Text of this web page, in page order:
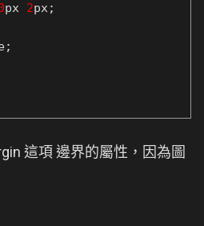
px 2px;
這項 邊界的屬性，因為圖